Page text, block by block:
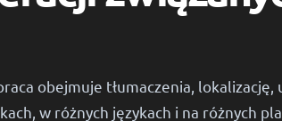
obejmuje tłumaczenia, lokalizację,
w różnych językach i na różnych